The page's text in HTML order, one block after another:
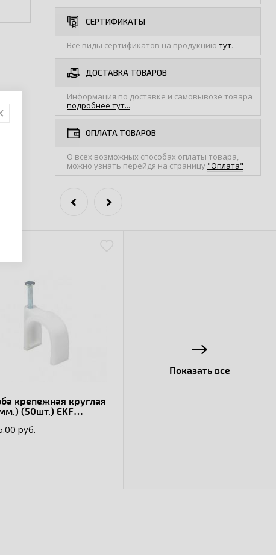
СЕРТИФИКАТЫ
Все виды сертификатов на продукцию тут.
ДОСТАВКА ТОВАРОВ
Информация по доставке и самовывозе товара
подробнее тут...
ОПЛАТА ТОВАРОВ
О всех возможных способах оплаты товара,
можно узнать перейдя на страницу "Оплата"
крепежная круглая
(50шт.) EKF
руб.
Показать все